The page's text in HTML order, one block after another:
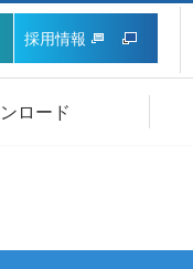
採用情報
ロード